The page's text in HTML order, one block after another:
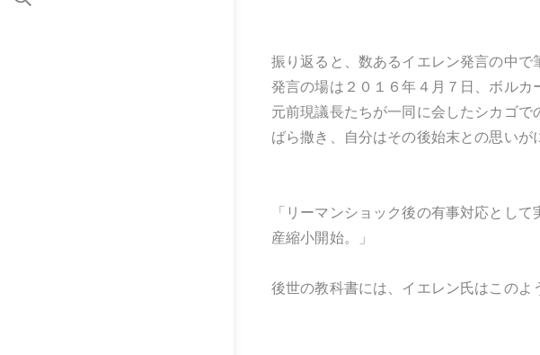
振り返ると、数あるイエレン発言の中で
発言の場は２０１６年４月７日、ボルカ
元前現議長たちが一同に会したシカゴ
ばら撒き、自分はその後始末との思いが
「リーマンショック後の有事対応とし
産縮小開始。」
後世の教科書には、イエレン氏はこのよ